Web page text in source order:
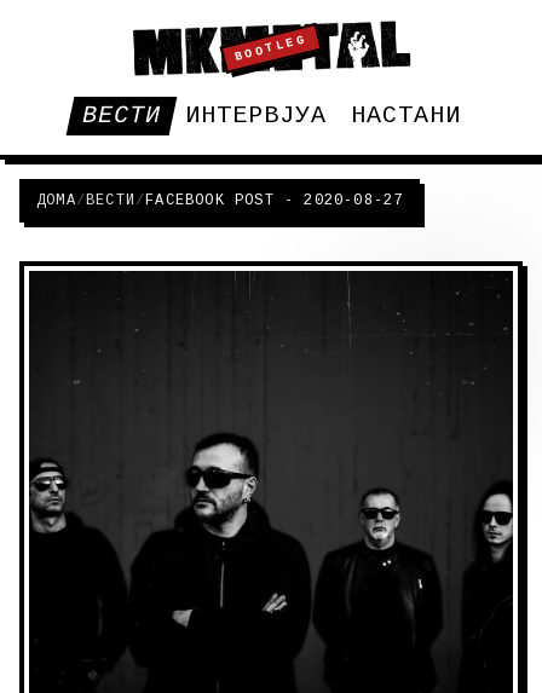
BOOTLEG
ВЕСТИ ИНТЕРВЈУА НАСТАНИ
ДОМА/ВЕСТИ /FACEBOOK POST - 2020-08-27